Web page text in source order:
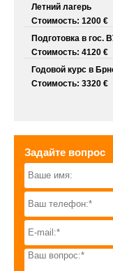
Летний лагерь
Стоимость: 1200 €
Подготовка в гос.
Стоимость: 4120 €
Годовой курс в
Стоимость: 3320 €
Задайте вопрос